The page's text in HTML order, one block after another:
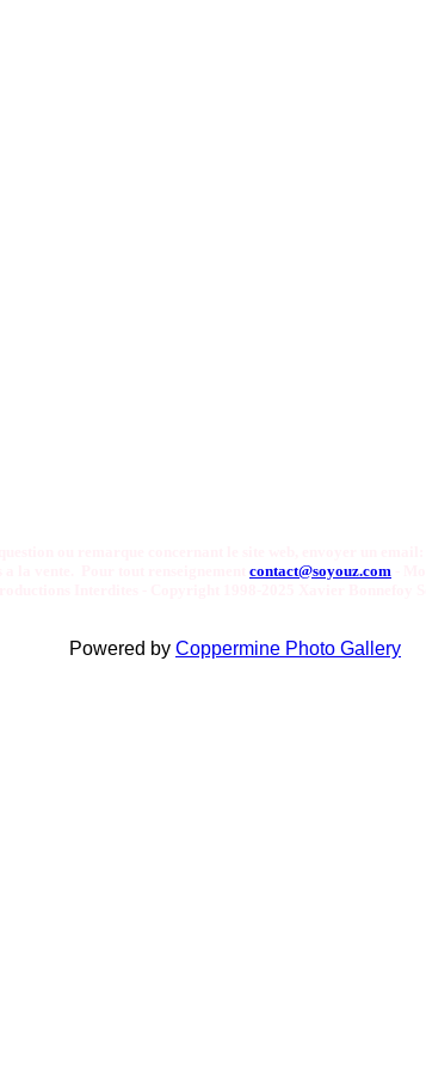
contact@soyouz.com
Powered by Coppermine Photo Gallery